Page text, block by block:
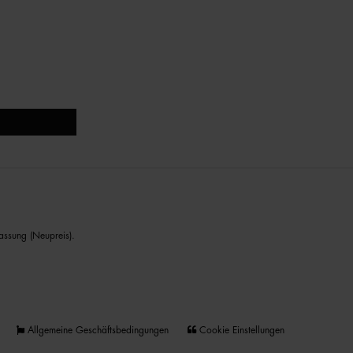
(Neupreis).
Allgemeine Geschäftsbedingungen Cookie Einstellungen